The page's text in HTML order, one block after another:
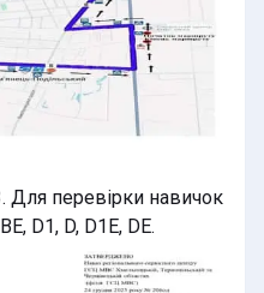
перевірки навичок
D1, D, D1E, DE.